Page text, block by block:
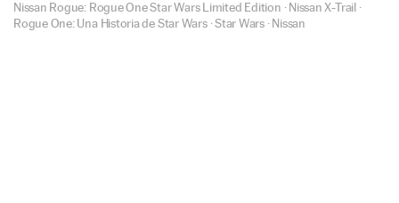
Nissan Rogue: Rogue One Star Wars Limited Edition ·Nissan X-Trail·
Rogue One: Una Historia de Star Wars·Star Wars·Nissan